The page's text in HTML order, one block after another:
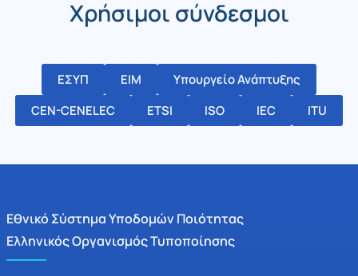
Χρήσιμοι σύνδεσμοι
ΕΣΥΠ ΕΙΜ
Υπουργείο Ανάπτυξης
CEN-CENELEC
ETSI ISO IEC ITU
Εθνικό Σύστημα Υποδομών Ποιότητας
Ελληνικός Οργανισμός Τυποποίησης